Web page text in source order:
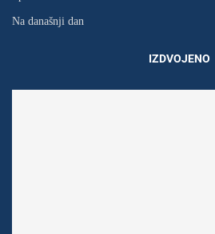
Na današnji dan
IZDVOJENO